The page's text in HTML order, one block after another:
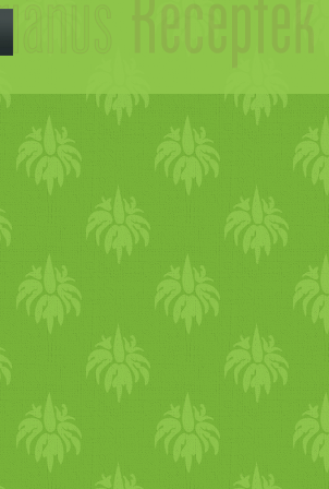
kevergetjük, majd
a tűzről. A
felét vékonyan
a
pedig zöld
Két szelet kenyér